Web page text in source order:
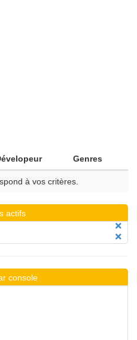
Genres
à vos critères.
actifs
console